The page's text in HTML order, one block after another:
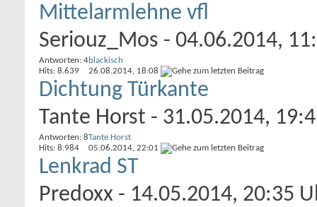
Mittelarmlehne vfl
Seriouz_Mos - 04.06.2014,
Antworten: 4
Hits: 8.639
blackisch
26.08.2014, 18:08
Dichtung Türkante
Tante Horst - 31.05.2014,
Antworten: 8
Hits: 8.984
Tante Horst
05.06.2014, 22:01
Lenkrad ST
Predoxx - 14.05.2014, 20:35